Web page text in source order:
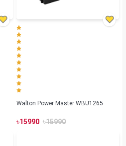
Walton Power Master WBU1265
৳15990 ৳15990